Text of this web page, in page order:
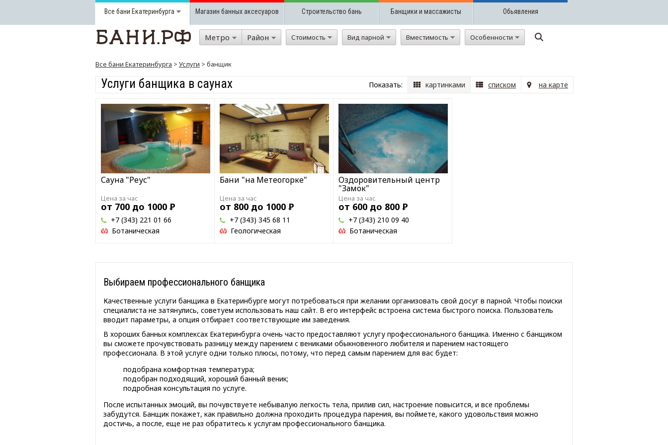
Все бани Екатеринбурга Магазин банных аксесуаров Строительство бань Банщики и массажисты Обьявления
Метро Район Стоимость Вид парной Вместимость Особенности
Все бани Екатеринбурга > Услуги > банщик
Услуги банщика в саунах Показать: картинками списком на карте
Сауна "Реус"
Цена за час
от 700 до 1000 Р
Ботаническая
+7 (343) 221 01 66
Бани "на Метеогорке"
Цена за час
от 800 до 1000 Р
Геологическая
+7 (343) 345 68 11
Оздоровительный центр
"Замок"
Цена за час
от 600 до 800 Р
Ботаническая
+7 (343) 210 09 40
Выбираем профессионального банщика
Качественные услуги банщика в Екатеринбурге могут потребоваться при желании организовать свой досуг в парной. Чтобы поиски
специалиста не затянулись, советуем использовать наш сайт. В его интерфейс встроена система быстрого поиска. Пользователь
вводит параметры, а опция отбирает соответствующие им заведения.
В хороших банных комплексах Екатеринбурга очень часто предоставляют услугу профессионального банщика. Именно с банщиком
вы сможете прочувствовать разницу между парением с вениками обыкновенного любителя и парением настоящего
профессионала. В этой услуге одни только плюсы, потому, что перед самым парением для вас будет:
подобрана комфортная температура;
подобран подходящий, хороший банный веник;
подробная консультация по услуге.
После испытанных эмоций, вы почувствуете небывалую легкость тела, прилив сил, настроение повысится, и все проблемы
забудутся. Банщик покажет, как правильно должна проходить процедура парения, вы поймете, какого удовольствия можно
достичь, а после, еще не раз обратитесь к услугам профессионального банщика.